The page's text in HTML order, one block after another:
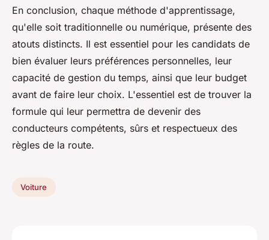
En conclusion, chaque méthode d'apprentissage,
qu'elle soit traditionnelle ou numérique, présente des
atouts distincts. Il est essentiel pour les candidats de
bien évaluer leurs préférences personnelles, leur
capacité de gestion du temps, ainsi que leur budget
avant de faire leur choix. L'essentiel est de trouver la
formule qui leur permettra de devenir des
conducteurs compétents, sûrs et respectueux des
règles de la route.
Voiture